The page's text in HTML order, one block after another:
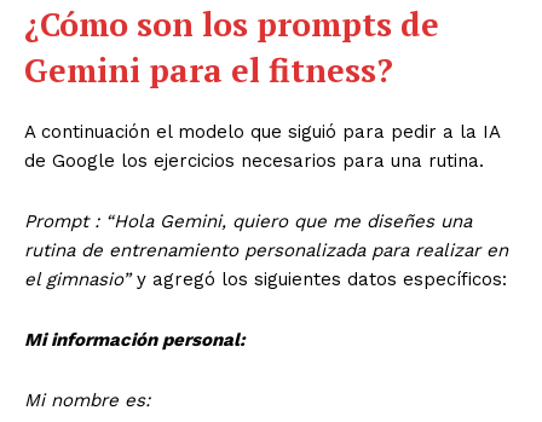
¿Cómo son los prompts de
Gemini para el fitness?
A continuación el modelo que siguió para pedir a la IA
de Google los ejercicios necesarios para una rutina.
Prompt : “Hola Gemini, quiero que me diseñes una
rutina de entrenamiento personalizada para realizar en
el gimnasio”y agregó los siguientes datos específicos:
Mi información personal:
Mi nombre es: